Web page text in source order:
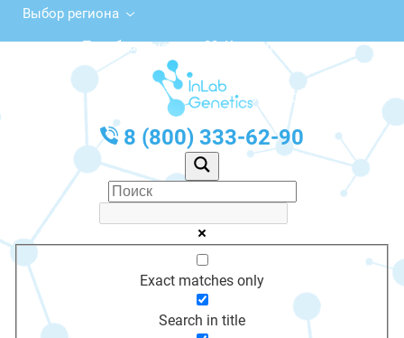
Выбор региона
ул. Преображенского, 20, Кириллов
с 10:00 до 20:00
График работы: Пн-Пт с 10:00 до 20:00
8 (800) 333-62-90
Exact matches only
Search in title